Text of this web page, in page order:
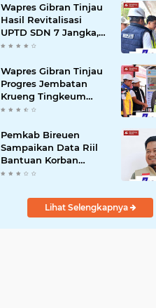
Intens Berkoordinasi
dengan Kemensos
Wapres Gibran Tinjau
Hasil Revitalisasi
UPTD SDN 7 Jangka,
Pastikan Pemulihan
Pascabencana
Berjalan Optimal
Wapres Gibran Tinjau
Progres Jembatan
Krueng Tingkeum
Kuta Blang
Pemkab Bireuen
Sampaikan Data Riil
Bantuan Korban
Banjir, Tanggapi
Wapres
Lihat Selengkapnya